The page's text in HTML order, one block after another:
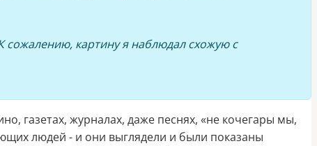
сожалению, картину я наблюдал схожую с
газетах, журналах, даже песнях, «не кочегары мы,
людей - и они выглядели и были показаны